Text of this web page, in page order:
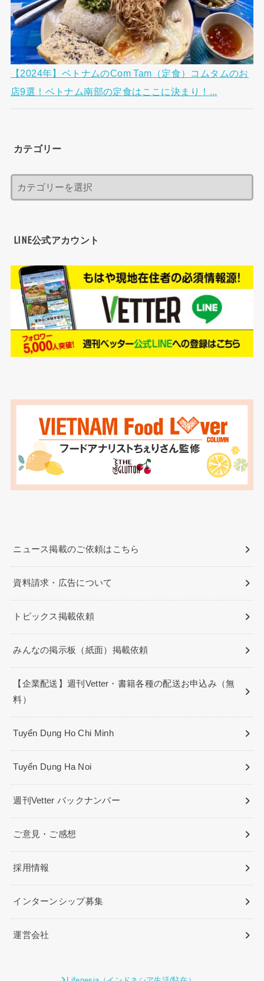
【2024年】ベトナムのCom Tam（定食）コムタムのお
店9選！ベトナム南部の定食はここに決まり！...
カテゴリー
LINE公式アカウント
ニュース掲載のご依頼はこちら
資料請求・広告について
トピックス掲載依頼
みんなの掲示板（紙面）掲載依頼
【企業配送】週刊Vetter・書籍各種の配送お申込み（無
料）
Tuyển Dụng Ho Chi Minh
Tuyển Dụng Ha Noi
週刊Vetter バックナンバー
ご意見・ご感想
採用情報
インターンシップ募集
運営会社